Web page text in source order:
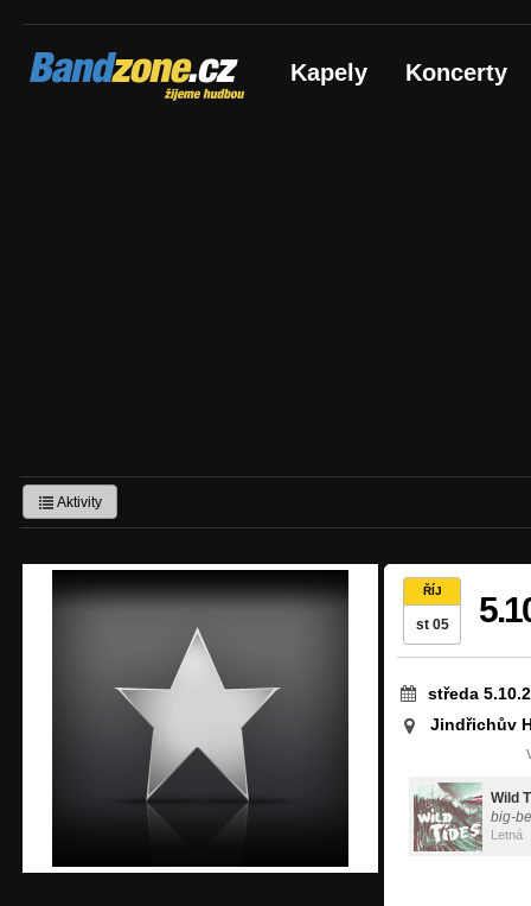
Bandzone.cz
žijeme hudbou Kapely Koncerty
Aktivity
ŘÍJ
st 05
středa
Jindřichův
Wild
big-
Letná